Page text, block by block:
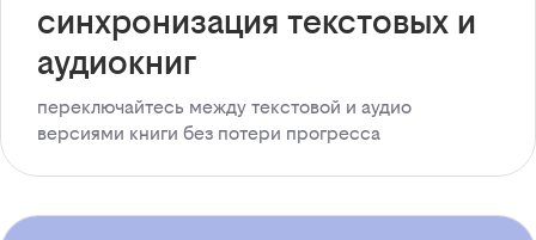
синхронизация текстовых и
аудиокниг
переключайтесь между текстовой и аудио
версиями книги без потери прогресса